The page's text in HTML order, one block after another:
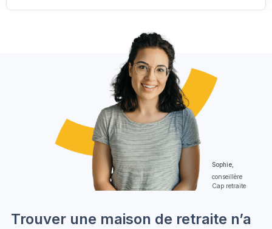
Sophie,
conseillère
Cap retraite
Trouver une maison de retraite n’a